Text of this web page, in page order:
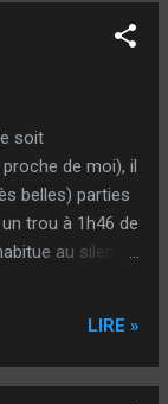
soit
de moi), il
belles) parties
trou à 1h46 de
au silence
LIRE »